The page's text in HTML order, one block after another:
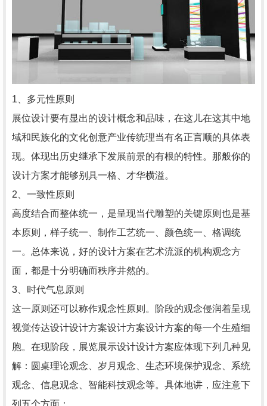
1、多元性原则
展位设计要有显出的设计概念和品味，在这儿在这其中地
域和民族化的文化创意产业传统理当有名正言顺的具体表
现。体现出历史继承下发展前景的有根的特性。那般你的
设计方案才能够别具一格、才华横溢。
2、一致性原则
高度结合而整体统一，是呈现当代雕塑的关键原则也是基
本原则，样子统一、制作工艺统一、颜色统一、格调统
一。总体来说，好的设计方案在艺术流派的机构观念方
面，都是十分明确而秩序井然的。
3、时代气息原则
这一原则还可以称作观念性原则。阶段的观念侵润着呈现
视觉传达设计设计方案设计方案设计方案的每一个生殖细
胞。在现阶段，展览展示设计设计方案应体现下列几种见
解：圆桌理论观念、岁月观念、生态环境保护观念、系统
观念、信息观念、智能科技观念等。具体地讲，应注意下
列五个方面：